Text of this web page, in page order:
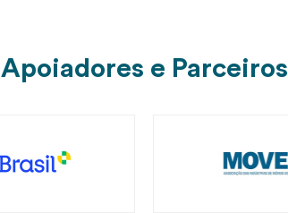
Apoiadores e Parceiros